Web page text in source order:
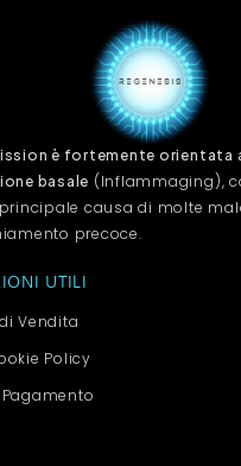
è fortemente orientata
basale (Inflammaging),
causa di molte
precoce.
UTILI
Vendita
Policy